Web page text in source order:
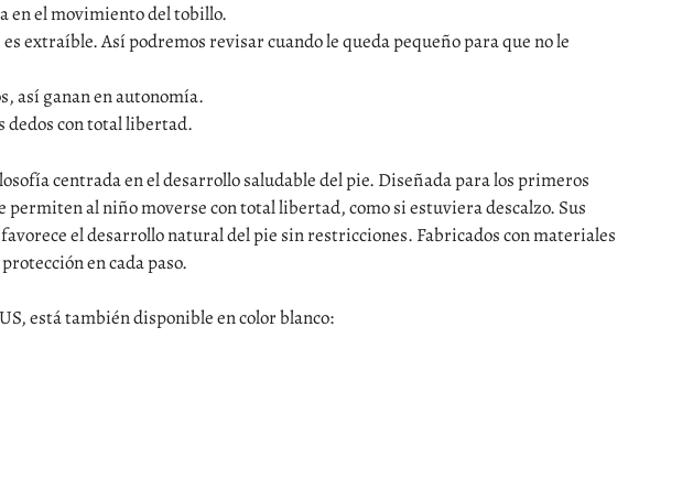
en el movimiento del tobillo.
extraíble. Así podremos revisar cuando le queda pequeño para que no le
así ganan en autonomía.
dedos con total libertad.
centrada en el desarrollo saludable del pie. Diseñada para los primeros
al niño moverse con total libertad, como si estuviera descalzo. Sus
el desarrollo natural del pie sin restricciones. Fabricados con materiales
en cada paso.
está también disponible en color blanco: